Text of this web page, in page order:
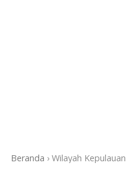
Beranda › Wilayah